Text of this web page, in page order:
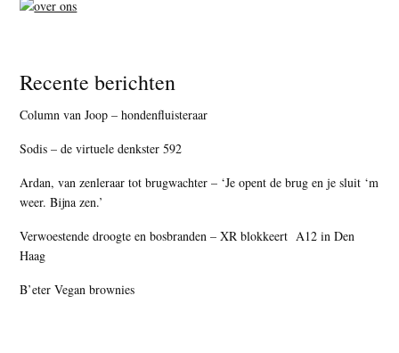
Recente berichten
Column van Joop – hondenfluisteraar
Sodis – de virtuele denkster 592
Ardan, van zenleraar tot brugwachter – ‘Je opent de brug en je sluit ‘m
weer. Bijna zen.’
Verwoestende droogte en bosbranden – XR blokkeert A12 in Den
Haag
B’eter Vegan brownies